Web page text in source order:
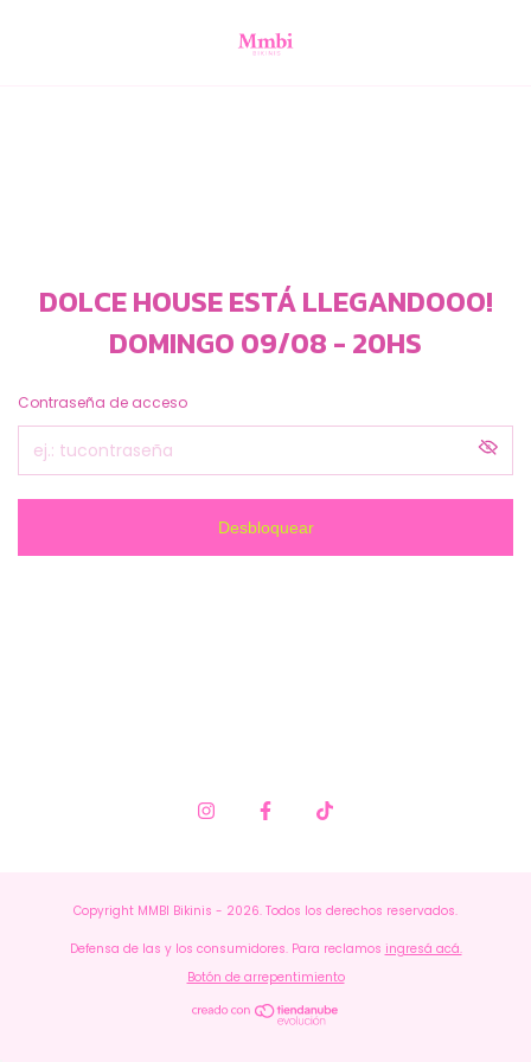
DOLCE HOUSE ESTÁ LLEGANDOOO!
DOMINGO 09/08 - 20HS
Contraseña de acceso
Desbloquear
Copyright MMBI Bikinis - 2026. Todos los derechos reservados.
Defensa de las y los consumidores. Para reclamos ingresá acá.
Botón de arrepentimiento